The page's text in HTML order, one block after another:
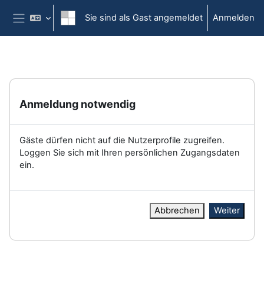
Zum Hauptinhalt
Website-Übersicht
Sie sind als Gast angemeldet Anmelden
Anmeldung notwendig
Gäste dürfen nicht auf die Nutzerprofile zugreifen.
Loggen Sie sich mit Ihren persönlichen Zugangsdaten
ein.
Abbrechen Weiter